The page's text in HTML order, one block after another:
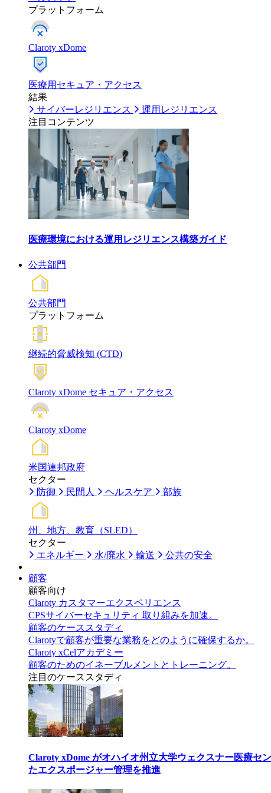
プラットフォーム
Claroty xDome
医療用セキュア・アクセス
結果
サイバーレジリエンス
運用レジリエンス
注目コンテンツ
医療環境における運用レジリエンス構築ガイド
公共部門
公共部門
プラットフォーム
継続的脅威検知 (CTD)
Claroty xDome セキュア・アクセス
Claroty xDome
米国連邦政府
セクター
防御
民間人 ヘルスケア 部族
州、地方、教育（SLED）
セクター
エネルギー
水/廃水 輸送 公共の安全
顧客
顧客向け
Claroty カスタマーエクスペリエンス
CPSサイバーセキュリティ 取り組みを加速。
顧客のケーススタディ
Clarotyで顧客が重要な業務をどのように確保するか。
Claroty xCelアカデミー
顧客のためのイネーブルメントとトレーニング。
注目のケーススタディ
Claroty xDome がオハイオ州立大学ウェクスナー医療セ
たエクスポージャー管理を推進